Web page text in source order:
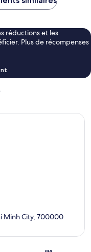
réductions et les
Plus de récompenses
Minh City, 700000